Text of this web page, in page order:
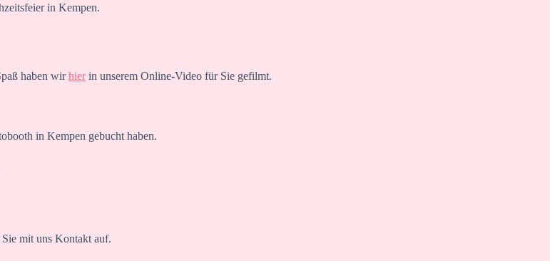
in Kempen.
haben wirhierin unserem Online-Video für Sie gefilmt.
in Kempen gebucht haben.
mit uns Kontakt auf.